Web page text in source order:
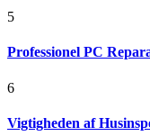
5
Professionel PC
6
Vigtigheden af